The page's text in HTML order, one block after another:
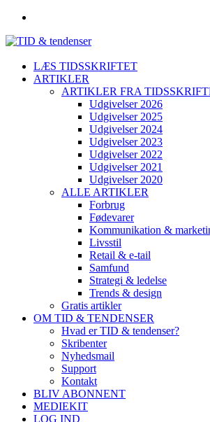
LÆS TIDSSKRIFTET
ARTIKLER
ARTIKLER FRA
Udgivelser 2026
Udgivelser 2025
Udgivelser 2024
Udgivelser 2023
Udgivelser 2022
Udgivelser 2021
Udgivelser 2020
ALLE ARTIKLER
Forbrug
Fødevarer
Kommunikation &
Livsstil
Retail & e-tail
Samfund
Strategi & ledelse
Trends & design
Gratis artikler
OM TID & TENDENSER
Hvad er TID & tendenser?
Skribenter
Nyhedsmail
Support
Kontakt
BLIV ABONNENT
MEDIEKIT
LOG IND